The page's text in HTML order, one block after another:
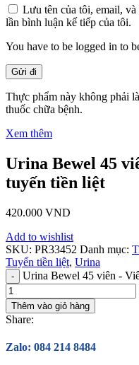
Lưu tên của tôi, email,
lần bình luận kế tiếp của tôi.
You have to be logged in to
Thực phẩm này không phải
thuốc chữa bệnh.
Xem thêm
Urina Bewel 45
tuyến tiền liệt
420.000 VND
Add to wishlist
SKU: PR33452 Danh mục:
Tuyến tiền liệt, Urina
Urina Bewel 45 viên -
Thêm vào giỏ hàng
Share:
Zalo: 084 214 8484